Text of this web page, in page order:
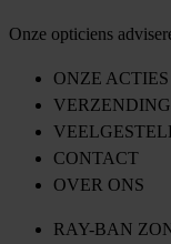
Onze opticiens
ONZE ACTIES
CONTACT
OVER ONS
RAY-BAN